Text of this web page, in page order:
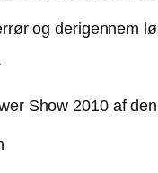
og derigennem
Show 2010 af